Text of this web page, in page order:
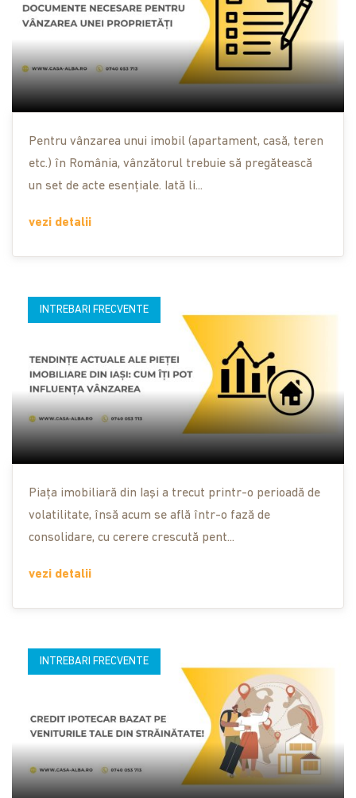
Pentru vânzarea unui imobil (apartament, casă, teren
etc.) în România, vânzătorul trebuie să pregătească
un set de acte esențiale. Iată li...
vezi detalii
INTREBARI FRECVENTE
Piața imobiliară din Iași a trecut printr-o perioadă de
volatilitate, însă acum se află într-o fază de
consolidare, cu cerere crescută pent...
vezi detalii
INTREBARI FRECVENTE